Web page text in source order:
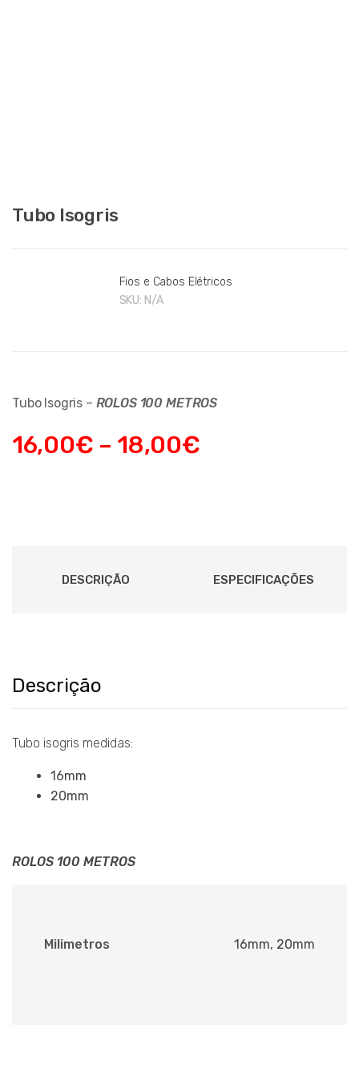
Tubo Isogris
Fios e Cabos Elétricos
SKU: N/A
Tubo Isogris – ROLOS 100 METROS
16,00€ – 18,00€
DESCRIÇÃO ESPECIFICAÇÕES
Descrição
Tubo isogris medidas:
16mm
20mm
ROLOS 100 METROS
Milimetros 16mm, 20mm